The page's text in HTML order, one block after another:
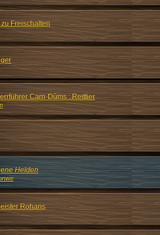
Freischalten
Carn-Dûms : Reittier
Helden
Rohans